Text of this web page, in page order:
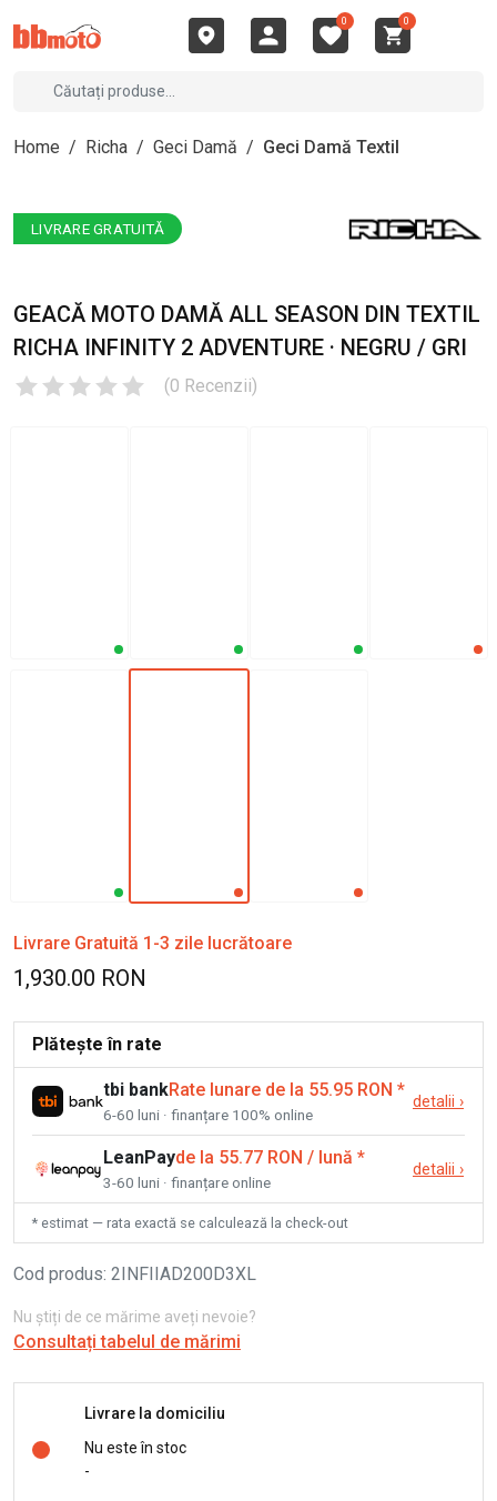
0 0
Home / Richa / Geci Damă / Geci Damă Textil
LIVRARE GRATUITĂ
GEACĂ MOTO DAMĂ ALL SEASON DIN TEXTIL
RICHA INFINITY 2 ADVENTURE · NEGRU / GRI
(0 Recenzii)
Livrare Gratuită 1-3 zile lucrătoare
1,930.00 RON
Plătește în rate
tbi bankRate lunare de la 55.95 RON *
6-60 luni · finanțare 100% online
detalii ›
LeanPayde la 55.77 RON / lună *
3-60 luni · finanțare online
detalii ›
* estimat — rata exactă se calculează la check-out
Cod produs: 2INFIIAD200D3XL
Nu știți de ce mărime aveți nevoie?
Consultați tabelul de mărimi
Livrare la domiciliu
Nu este în stoc
-